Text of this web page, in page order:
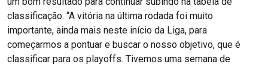
classificação. “A vitória na última rodada foi muito
importante, ainda mais neste início da Liga, para
começarmos a pontuar e buscar o nosso objetivo, que é
classificar para os playoffs. Tivemos uma semana de